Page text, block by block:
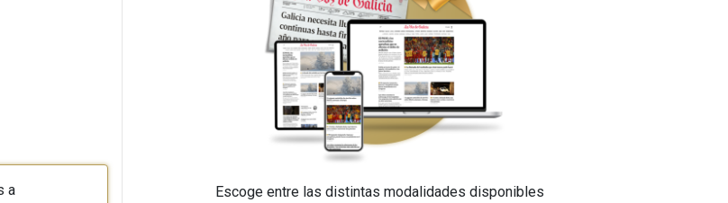
a
Escoge entre las distintas modalidades disponibles